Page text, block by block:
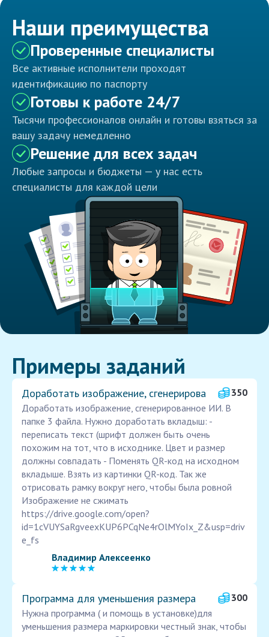
Наши преимущества
Проверенные специалисты
Все активные исполнители проходят
идентификацию по паспорту
Готовы к работе 24/7
Тысячи профессионалов онлайн и готовы взяться за
вашу задачу немедленно
Решение для всех задач
Любые запросы и бюджеты — у нас есть
специалисты для каждой цели
Примеры заданий
Доработать изображение, сгенерирова
350
Доработать изображение, сгенерированное ИИ. В
папке 3 файла. Нужно доработать вкладыш: -
переписать текст (шрифт должен быть очень
похожим на тот, что в исходнике. Цвет и размер
должны совпадать - Поменять QR-код на исходном
вкладыше. Взять из картинки QR-код. Так же
отрисовать рамку вокруг него, чтобы была ровной
Изображение не сжимать
https://drive.google.com/open?
id=1cVUYSaRgveexKUP6PCqNe4rOlMYoIx_Z&usp=driv
e_fs
Владимир Алексеенко
Программа для уменьшения размера
300
Нужна программа ( и помощь в установке)для
уменьшения размера маркировки честный знак, чтобы